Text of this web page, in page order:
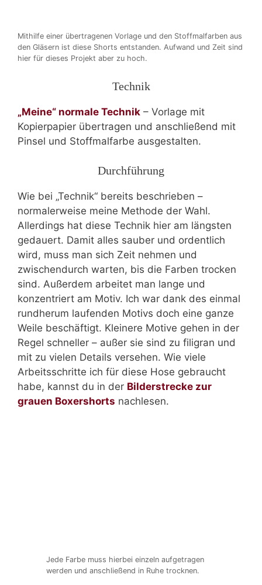
Mithilfe einer übertragenen Vorlage und den Stoffmalfarben aus
den Gläsern ist diese Shorts entstanden. Aufwand und Zeit sind
hier für dieses Projekt aber zu hoch.
Technik
„Meine“ normale Technik – Vorlage mit
Kopierpapier übertragen und anschließend mit
Pinsel und Stoffmalfarbe ausgestalten.
Durchführung
Wie bei „Technik“ bereits beschrieben –
normalerweise meine Methode der Wahl.
Allerdings hat diese Technik hier am längsten
gedauert. Damit alles sauber und ordentlich
wird, muss man sich Zeit nehmen und
zwischendurch warten, bis die Farben trocken
sind. Außerdem arbeitet man lange und
konzentriert am Motiv. Ich war dank des einmal
rundherum laufenden Motivs doch eine ganze
Weile beschäftigt. Kleinere Motive gehen in der
Regel schneller – außer sie sind zu filigran und
mit zu vielen Details versehen. Wie viele
Arbeitsschritte ich für diese Hose gebraucht
habe, kannst du in der Bilderstrecke zur
grauen Boxershorts nachlesen.
Jede Farbe muss hierbei einzeln aufgetragen
werden und anschließend in Ruhe trocknen.